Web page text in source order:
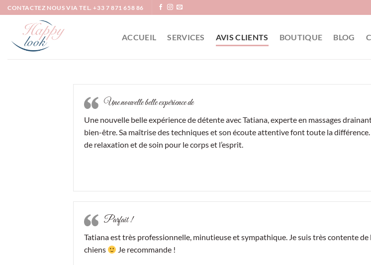
Passer
au
contenu
CONTACTEZ NOUS VIA TEL. +33 7 871 658 86
ACCUEIL SERVICES AVIS CLIENTS BOUTIQUE BLOG
Une nouvelle belle expérience de
Une nouvelle belle expérience de détente avec Tatiana, experte en massages
bien-être. Sa maîtrise des techniques et son écoute attentive font toute la
de relaxation et de soin pour le corps et l’esprit.
Parfait !
Tatiana est très professionnelle, minutieuse et sympathique. Je suis très contente de
chiens
Je recommande !